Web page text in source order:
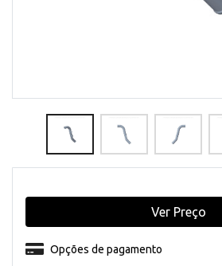
Opções de pagamento
Ver Preço